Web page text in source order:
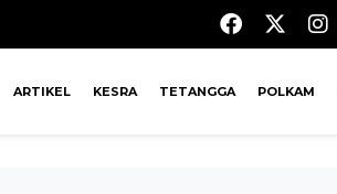
ARTIKEL KESRA TETANGGA POLKAM